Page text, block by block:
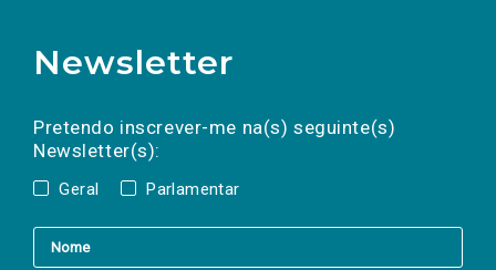
Newsletter
Pretendo inscrever-me na(s) seguinte(s)
Newsletter(s):
Geral Parlamentar
a(s) newsletter(s).
mail